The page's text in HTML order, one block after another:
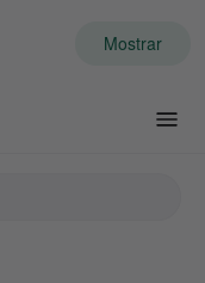
Mostrar